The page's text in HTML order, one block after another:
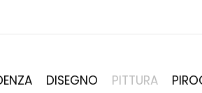
DISEGNO PITTURA